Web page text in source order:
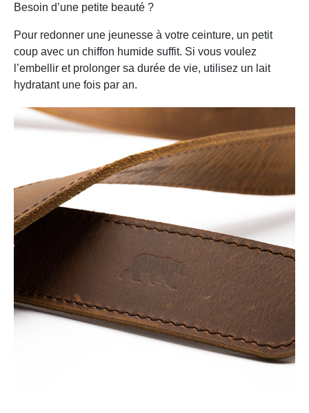
Besoin d’une petite beauté ?
Pour redonner une jeunesse à votre ceinture, un petit
coup avec un chiffon humide suffit. Si vous voulez
l’embellir et prolonger sa durée de vie, utilisez un lait
hydratant une fois par an.